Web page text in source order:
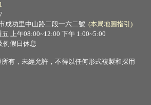
成功里中山路二段一六二號 (本局地圖指引)
上午08:00~12:00 下午 1:00~5:00
日休息
有，未經允許，不得以任何形式複製和採用